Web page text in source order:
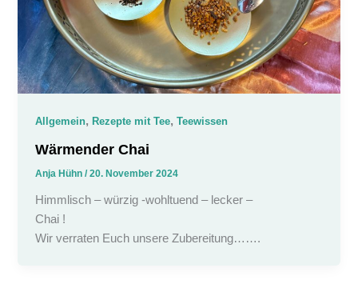
Allgemein,Rezepte mit Tee,Teewissen
Wärmender Chai
Anja Hühn/20. November 2024
Himmlisch – würzig -wohltuend – lecker –
Chai !
Wir verraten Euch unsere Zubereitung…….